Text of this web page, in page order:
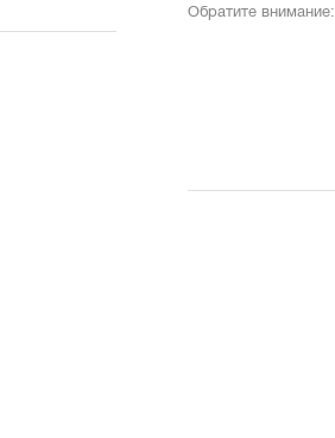
Обратите внимание: